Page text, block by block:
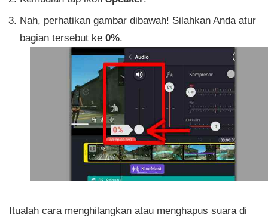
Nah, perhatikan gambar dibawah! Silahkan Anda atur
bagian tersebut ke 0%.
Itualah cara menghilangkan atau menghapus suara di